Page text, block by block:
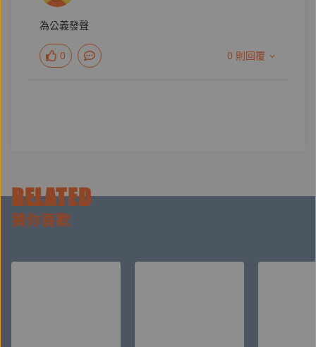
《無蜜的蜂群》固執地問著、也固執地回答著。——詩
人 楊智傑
佑
宋尚緯
為公義發聲
0 0 則回覆
RELATED
猜你喜歡